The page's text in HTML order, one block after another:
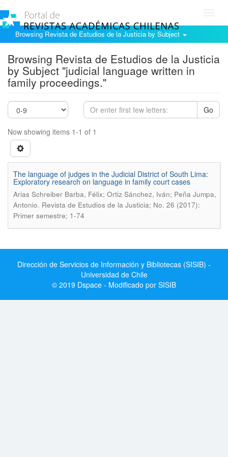
Browsing Revista de Estudios de la Justicia by Subject
Browsing Revista de Estudios de la Justicia
by Subject "judicial language written in
family proceedings."
Go
Now showing items 1-1 of 1
The language of judges in the Judicial District of South Lima:
Exploratory research on language in family court cases
Arias Schreiber Barba, Félix; Ortiz Sánchez, Iván; Peña Jumpa,
Antonio. Revista de Estudios de la Justicia; No. 26 (2017):
Primer semestre; 1-74
Dirección de Servicios de Información y Bibliotecas (SISIB) -
Universidad de Chile
© 2019 Dspace - Modificado por SISIB